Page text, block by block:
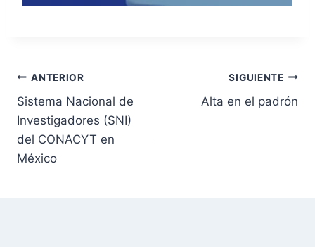
N
a
v
e
ANTERIOR
Sistema Nacional de
Investigadores (SNI)
del CONACYT en
México
SIGUIENTE
Alta en el padrón